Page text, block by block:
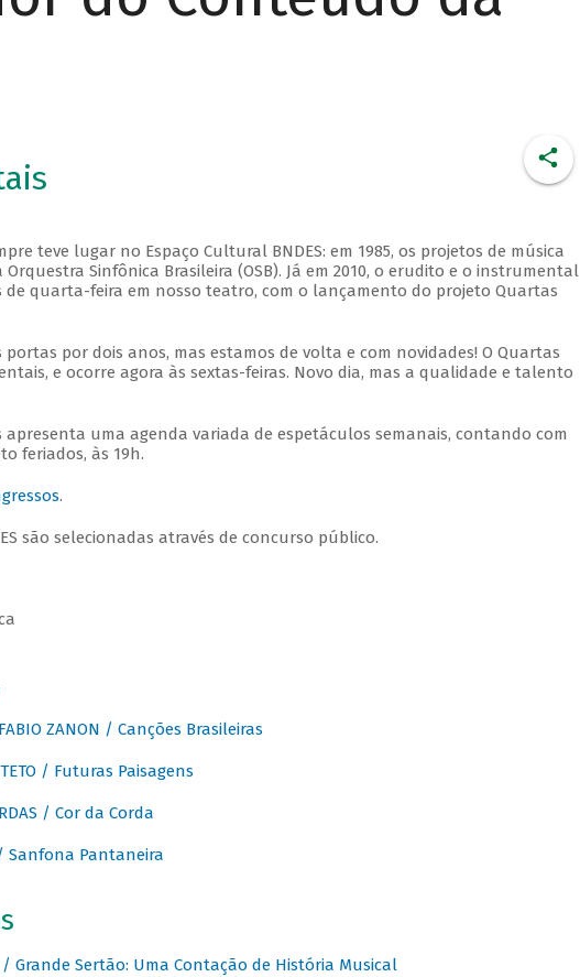
teve lugar no Espaço Cultural BNDES: em 1985, os projetos de música
Sinfônica Brasileira (OSB). Já em 2010, o erudito e o instrumental
quarta-feira em nosso teatro, com o lançamento do projeto Quartas
por dois anos, mas estamos de volta e com novidades! O Quartas
e ocorre agora às sextas-feiras. Novo dia, mas a qualidade e talento
uma agenda variada de espetáculos semanais, contando com
feriados, às 19h.
.
são selecionadas através de concurso público.
ZANON / Canções Brasileiras
/ Futuras Paisagens
/ Cor da Corda
/ Sanfona Pantaneira
/ Grande Sertão: Uma Contação de História Musical